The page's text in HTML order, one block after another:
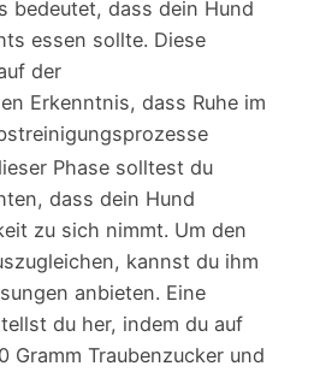
bedeutet, dass dein Hund
essen sollte. Diese
der
Erkenntnis, dass Ruhe im
Phase solltest du
dass dein Hund
zu sich nimmt. Um den
kannst du ihm
anbieten. Eine
du her, indem du auf
Gramm Traubenzucker und